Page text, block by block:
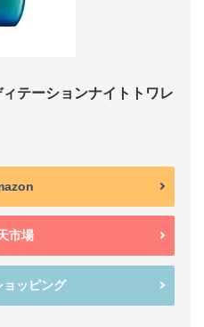
テーションナイトトワレ
市場
ッピング